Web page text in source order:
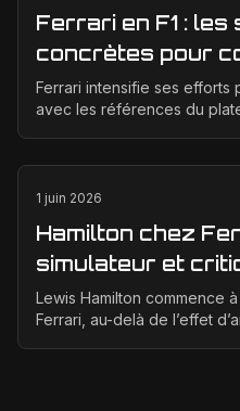
Ferrari en F1 : les
concrètes pour
technique en
Ferrari intensifie ses efforts
avec les références du
1 juin 2026
Hamilton chez
simulateur et
change vraiment
Lewis Hamilton commence
Ferrari, au-delà de l’effet